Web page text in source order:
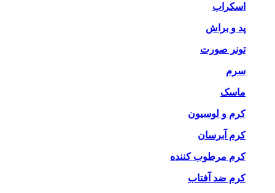
اسکراب
پد و براش
تونر صورت
سرم
ماسک
کرم و لوسیون
کرم آبرسان
کرم مرطوب کننده
کرم ضد آفتاب